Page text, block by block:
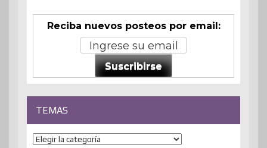
Reciba nuevos posteos por email:
Suscribirse
TEMAS
Temas